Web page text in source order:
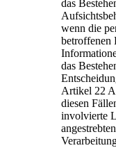
das
wenn die
betroffenen
das
Artikel 22
diesen
involvierte